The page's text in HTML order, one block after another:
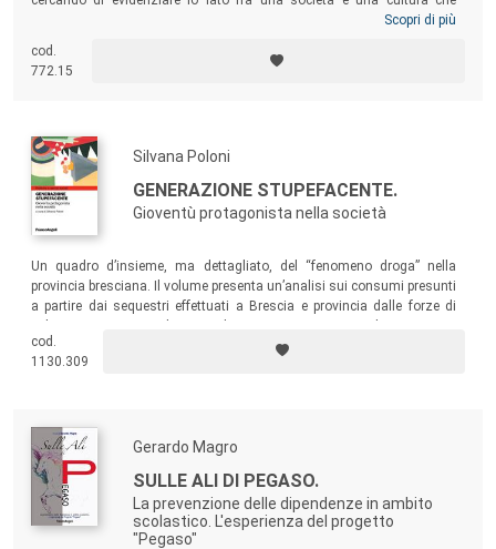
guardano alla dimensione dell’innovazione scientifica e tecnologica, ai
comunità”, chi si faccia carico di accompagnarla e sostenerla nei
complessi processi di trasformazione.
Scopri di più
cod.
772.15
Silvana Poloni
GENERAZIONE STUPEFACENTE.
Gioventù protagonista nella società
Un quadro d’insieme, ma dettagliato, del “fenomeno droga” nella
provincia bresciana. Il volume presenta un’analisi sui consumi presunti
a partire dai sequestri effettuati a Brescia e provincia dalle forze di
delle fasce d’età che si considerano particolarmente esposte al
fenomeno del consumo e dell’abuso di sostanze.
cod.
1130.309
Gerardo Magro
SULLE ALI DI PEGASO.
La prevenzione delle dipendenze in ambito
scolastico. L'esperienza del progetto
"Pegaso"